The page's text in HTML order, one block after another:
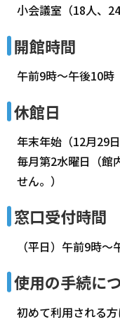
小会議室（18人、
開館時間
午前9時～午後10時
休館日
年末年始（12月29
毎月第2水曜日（館
せん。）
窓口受付時間
（平日）午前9時～
使用の手続に
初めて利用される